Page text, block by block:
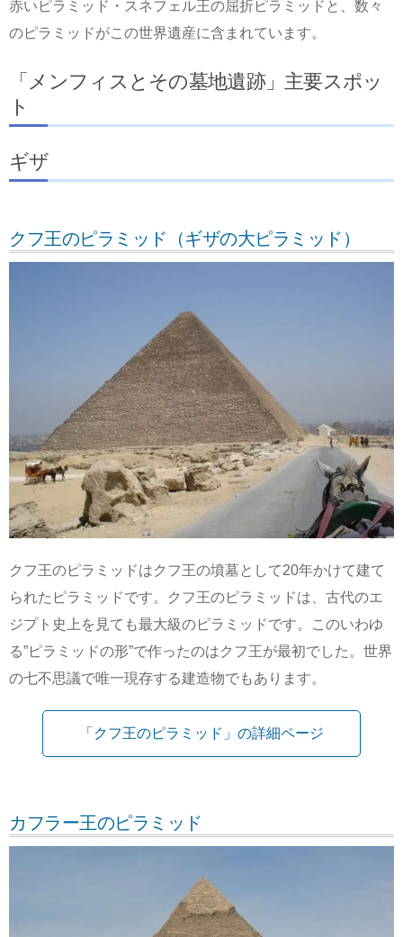
赤いピラミッド・スネフェル王の屈折ピラミッドと、数々
のピラミッドがこの世界遺産に含まれています。
「メンフィスとその墓地遺跡」主要スポッ
ト
ギザ
クフ王のピラミッド（ギザの大ピラミッド）
クフ王のピラミッドはクフ王の墳墓として20年かけて建て
られたピラミッドです。クフ王のピラミッドは、古代のエ
ジプト史上を見ても最大級のピラミッドです。このいわゆ
る”ピラミッドの形”で作ったのはクフ王が最初でした。世界
の七不思議で唯一現存する建造物でもあります。
「クフ王のピラミッド」の詳細ページ
カフラー王のピラミッド